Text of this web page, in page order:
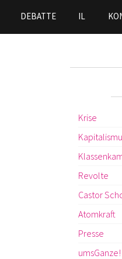
DEBATTE IL
Krise
Revolte
Castor
Atomkraft
Presse
umsGanze!